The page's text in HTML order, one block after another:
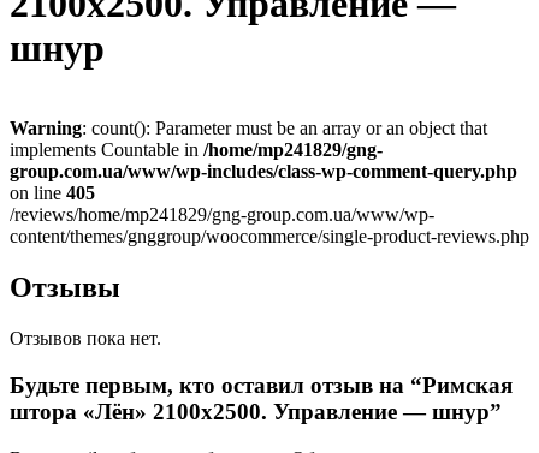
шнур
Warning: count(): Parameter must be an array or an object that
implements Countable in /home/mp241829/gng-
group.com.ua/www/wp-includes/class-wp-comment-query.php
on line 405
/reviews/home/mp241829/gng-group.com.ua/www/wp-
content/themes/gnggroup/woocommerce/single-product-reviews.php
Отзывы
Отзывов пока нет.
Будьте первым, кто оставил отзыв на “Римская
штора «Лён» 2100х2500. Управление — шнур”